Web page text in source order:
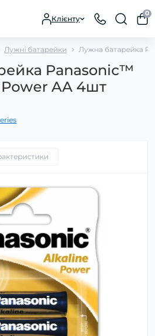
Клієнту
0
Лужні батарейки Лужна батарейка
Panasonic™
AA 4шт